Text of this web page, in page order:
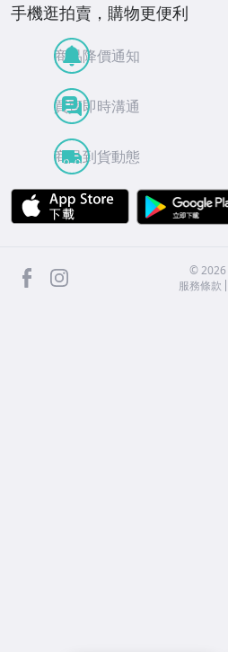
手機逛拍賣，購物更便利
商品降價通知
買賣即時溝通
商品到貨動態
APP Store
facebook ©2026
服務條款